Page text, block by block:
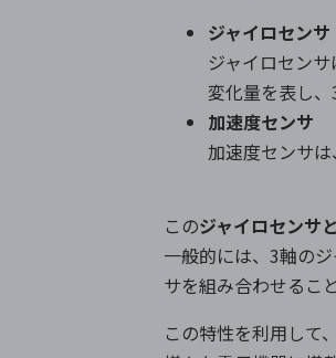
ジャイロセンサ
ジャイロセン
変化量を表し
加速度センサ
加速度センサ
このジャイロセンサ
一般的には、3軸の
サを組み合わせるこ
この特性を利用して